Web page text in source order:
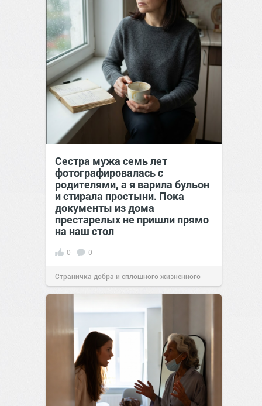
Сестра мужа семь лет
фотографировалась с
родителями, а я варила бульон
и стирала простыни. Пока
документы из дома
престарелых не пришли прямо
на наш стол
0 0
Страничка добра и сплошного жизненного
позитива!